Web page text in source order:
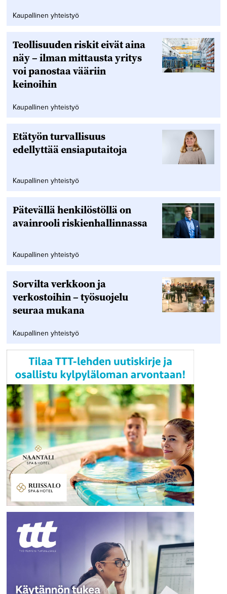
Kaupallinen yhteistyö
Teollisuuden riskit eivät aina
näy – ilman mittausta yritys
voi panostaa vääriin
keinoihin
Kaupallinen yhteistyö
Etätyön turvallisuus
edellyttää ensiaputaitoja
Kaupallinen yhteistyö
Pätevällä henkilöstöllä on
avainrooli riskienhallinnassa
Kaupallinen yhteistyö
Sorvilta verkkoon ja
verkostoihin – työsuojelu
seuraa mukana
Kaupallinen yhteistyö